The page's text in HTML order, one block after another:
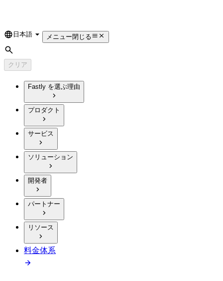
Language
日本語 メニュー閉じる
検索
クリア
Fastly を選ぶ理由
プロダクト
サービス
ソリューション
開発者
パートナー
リソース
料金体系